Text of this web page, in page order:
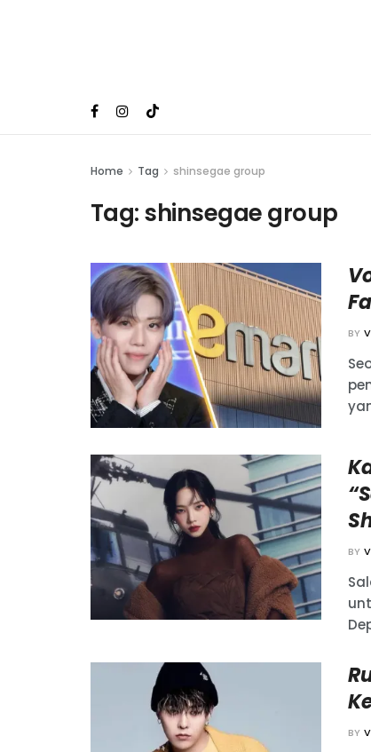
Home Tag shinsegae group
Tag:shinsegae group
BY
BY
BY